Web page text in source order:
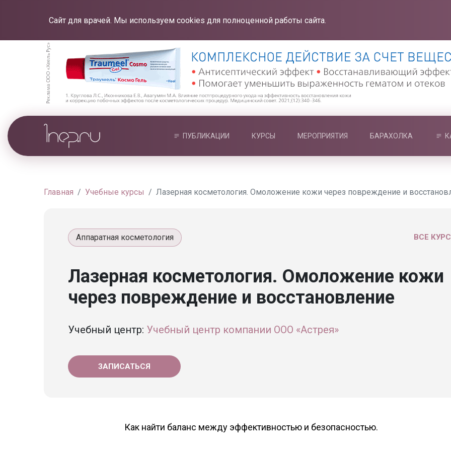
Сайт для врачей. Мы используем cookies для полноценной работы сайта.
ПУБЛИКАЦИИ КУРСЫ МЕРОПРИЯТИЯ БАРАХОЛКА
Главная Учебные курсы Лазерная косметология. Омоложение кожи через повреждение и
ВСЕ
Аппаратная косметология
Лазерная косметология. Омоложение кожи
через повреждение и восстановление
Учебный центр: Учебный центр компании ООО «Астрея»
ЗАПИСАТЬСЯ
Как найти баланс между эффективностью и безопасностью.